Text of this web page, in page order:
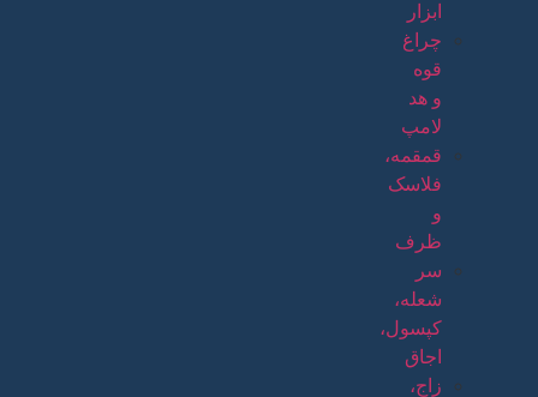
ابزار
چراغ
قوه
و هد
لامپ
قمقمه،
فلاسک
و
ظرف
سر
شعله،
کپسول،
اجاق
زاج،